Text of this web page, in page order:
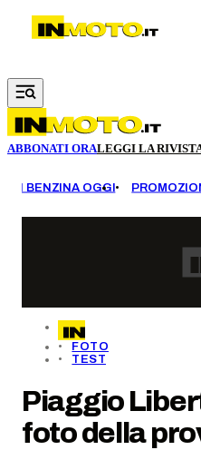
Vai al contenuto principale
ABBONATI ORALEGGI LA
BENZINA OGGI
FOTO
TEST
Piaggio
foto della